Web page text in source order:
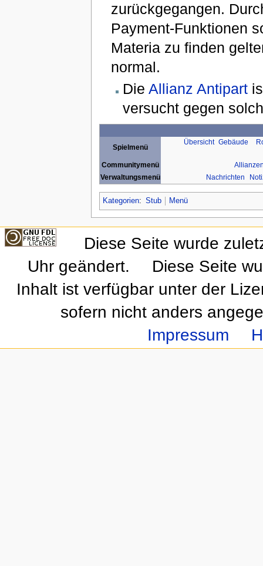
zurückgegangen.
Payment-Funktionen
Materia zu finden
normal.
DieAllianz Antipart
versucht gegen
Spielmenü
Übersicht Gebäude
Communitymenü
Verwaltungsmenü
Nachrichten
Kategorien: Stub Menü
Diese Seite wurde
Uhr geändert.
Diese Seite
Inhalt ist verfügbar unter der
sofern nicht anders
Impressum